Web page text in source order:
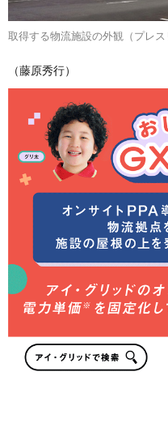
取得する物流施設の外観（プレス
（藤原秀行）